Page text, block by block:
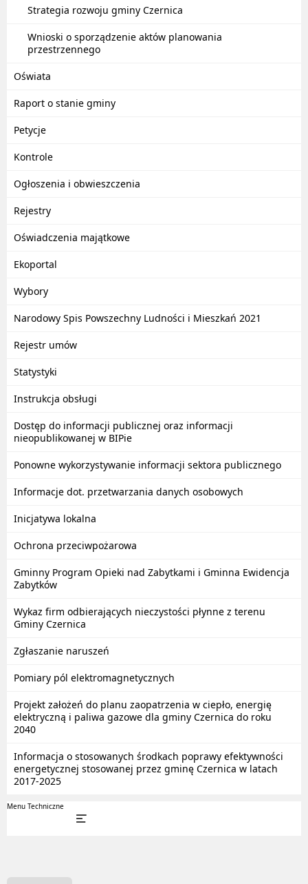
Strategia rozwoju gminy Czernica
Wnioski o sporządzenie aktów planowania
przestrzennego
Oświata
Raport o stanie gminy
Petycje
Kontrole
Ogłoszenia i obwieszczenia
Rejestry
Oświadczenia majątkowe
Ekoportal
Wybory
Narodowy Spis Powszechny Ludności i Mieszkań 2021
Rejestr umów
Statystyki
Instrukcja obsługi
Dostęp do informacji publicznej oraz informacji
nieopublikowanej w BIPie
Ponowne wykorzystywanie informacji sektora publicznego
Informacje dot. przetwarzania danych osobowych
Inicjatywa lokalna
Ochrona przeciwpożarowa
Gminny Program Opieki nad Zabytkami i Gminna Ewidencja
Zabytków
Wykaz firm odbierających nieczystości płynne z terenu
Gminy Czernica
Zgłaszanie naruszeń
Pomiary pól elektromagnetycznych
Projekt założeń do planu zaopatrzenia w ciepło, energię
elektryczną i paliwa gazowe dla gminy Czernica do roku
2040
Informacja o stosowanych środkach poprawy efektywności
energetycznej stosowanej przez gminę Czernica w latach
2017-2025
Menu Techniczne